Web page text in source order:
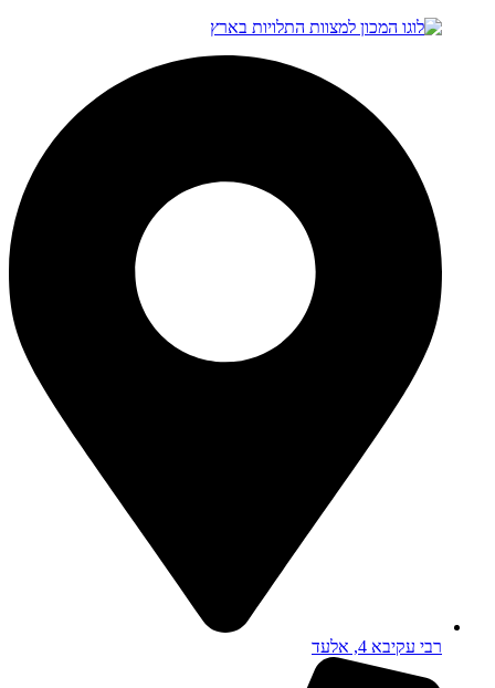
רבי עקיבא 4, אלעד